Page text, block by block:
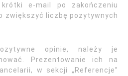
e-mail po zakończeniu
zwiększyć liczbę pozytywnych
opinie, należy je
Prezentowanie ich na
w sekcji „Referencje”